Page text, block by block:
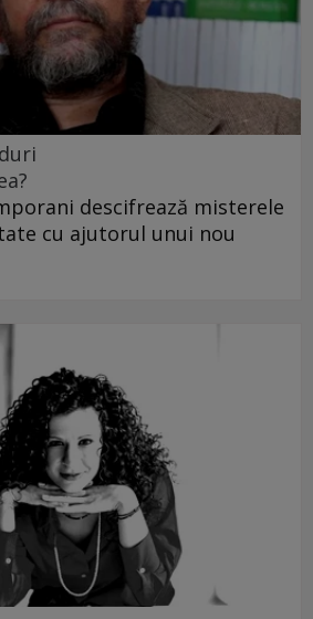
descifrează misterele
cu ajutorul unui nou